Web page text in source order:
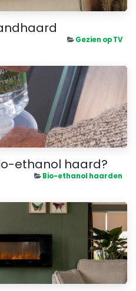
Gezien op TV
ethanol haard?
Bio-ethanol haarden